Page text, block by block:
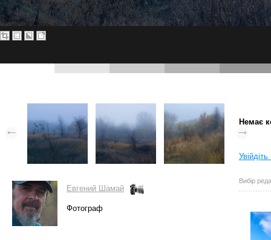
Евгений Шамай
Фотограф
Немає
Вибір